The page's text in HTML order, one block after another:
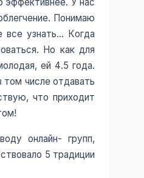
Понимаю
все узнать… Когда
Но как для
ей 4.5 года.
том числе отдавать
что приходит
онлайн- групп,
5 традиции